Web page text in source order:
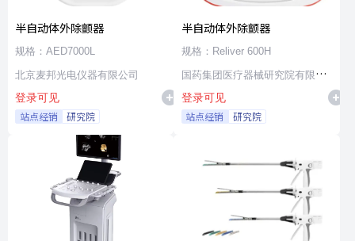
半自动体外除颤器
规格：AED7000L
北京麦邦光电仪器有限公司
登录可见
站点经销 研究院
半自动体外除颤器
规格：Reliver 600H
国药集团医疗器械研究院有限公
司
登录可见
站点经销 研究院